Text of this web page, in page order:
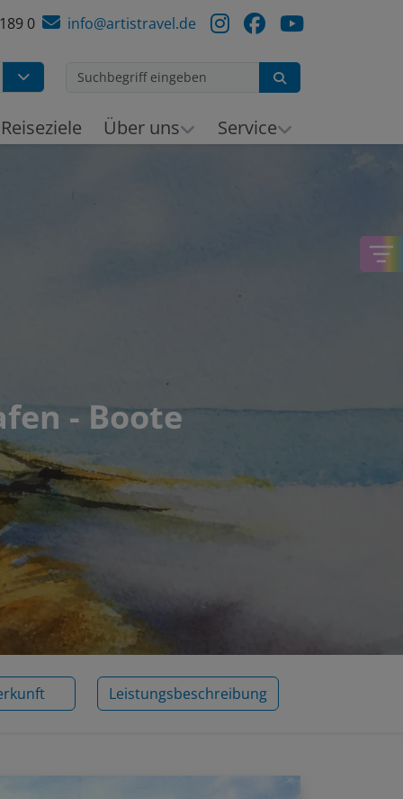
0 info@artistravel.de
Reiseziele Über uns Service
- Boote
Leistungsbeschreibung